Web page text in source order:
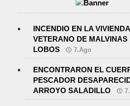
INCENDIO EN LA
VETERANO DE MALVINAS
LOBOS
7.Ago
ENCONTRARON EL
PESCADOR
ARROYO SALADILLO